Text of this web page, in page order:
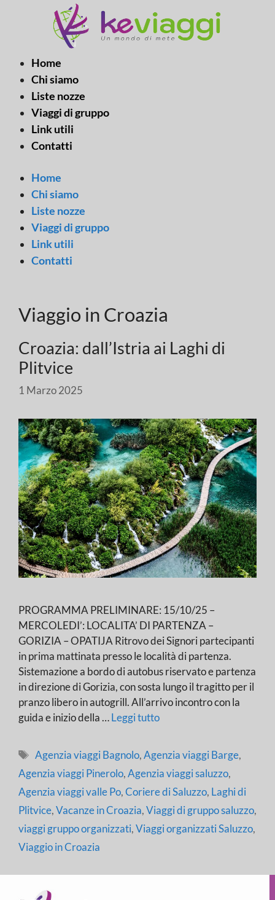
Home
Chi siamo
Liste nozze
Viaggi di gruppo
Link utili
Contatti
Home
Chi siamo
Liste nozze
Viaggi di gruppo
Link utili
Contatti
Viaggio in Croazia
Croazia: dall’Istria ai Laghi di
Plitvice
1 Marzo 2025
PROGRAMMA PRELIMINARE: 15/10/25 –
MERCOLEDI’: LOCALITA’ DI PARTENZA –
GORIZIA – OPATIJA Ritrovo dei Signori partecipanti
in prima mattinata presso le località di partenza.
Sistemazione a bordo di autobus riservato e partenza
in direzione di Gorizia, con sosta lungo il tragitto per il
pranzo libero in autogrill. All’arrivo incontro con la
guida e inizio della …Leggi tutto
Tag
Agenzia viaggi Bagnolo,Agenzia viaggi Barge,
Agenzia viaggi Pinerolo,Agenzia viaggi saluzzo,
Agenzia viaggi valle Po,Coriere di Saluzzo, Laghi di
Plitvice,Vacanze in Croazia,Viaggi di gruppo saluzzo,
viaggi gruppo organizzati,Viaggi organizzati Saluzzo,
Viaggio in Croazia